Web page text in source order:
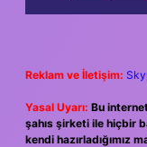
Reklam ve İletişim:
Yasal Uyarı: Bu
şahıs şirketi ile hiçbir
kendi hazırladığımız